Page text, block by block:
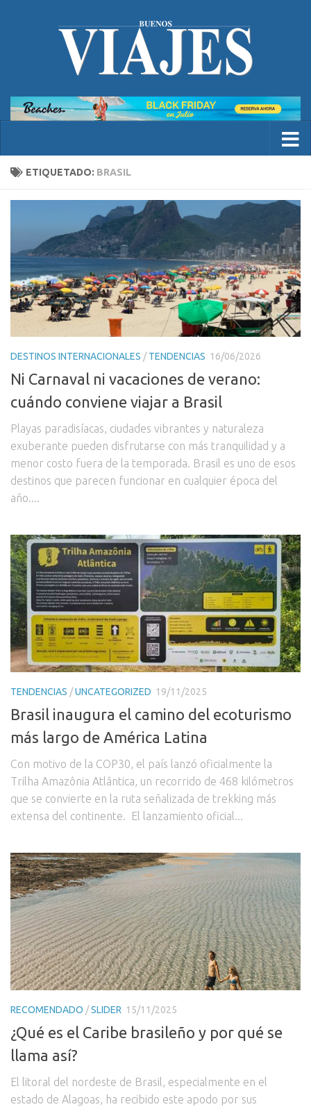
ETIQUETADO: BRASIL
DESTINOS INTERNACIONALES /TENDENCIAS 16/06/2026
Ni Carnaval ni vacaciones de verano:
cuándo conviene viajar a Brasil
Playas paradisíacas, ciudades vibrantes y naturaleza
exuberante pueden disfrutarse con más tranquilidad y a
menor costo fuera de la temporada. Brasil es uno de esos
destinos que parecen funcionar en cualquier época del
año....
TENDENCIAS /UNCATEGORIZED 19/11/2025
Brasil inaugura el camino del ecoturismo
más largo de América Latina
Con motivo de la COP30, el país lanzó oficialmente la
Trilha Amazônia Atlântica, un recorrido de 468 kilómetros
que se convierte en la ruta señalizada de trekking más
extensa del continente. El lanzamiento oficial...
RECOMENDADO /SLIDER 15/11/2025
¿Qué es el Caribe brasileño y por qué se
llama así?
El litoral del nordeste de Brasil, especialmente en el
estado de Alagoas, ha recibido este apodo por sus